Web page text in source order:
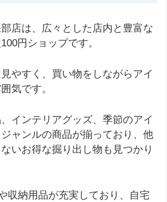
店は、広々とした店内と豊富な
円ショップです。
やすく、買い物をしながらアイ
気です。
インテリアグッズ、季節のアイ
ャンルの商品が揃っており、他
いお得な掘り出し物も見つかり
収納用品が充実しており、自宅